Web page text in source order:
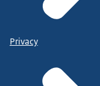
Privacy